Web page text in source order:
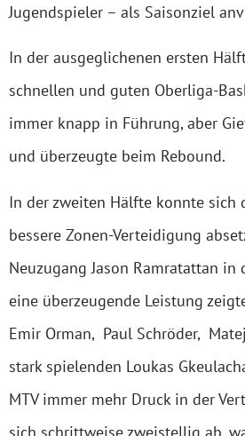
Jugendspieler – als Saisonziel
In der ausgeglichenen ersten
schnellen und guten Oberliga-
immer knapp in Führung, aber
und überzeugte beim Rebound.
In der zweiten Hälfte konnte sich
bessere Zonen-Verteidigung
Neuzugang Jason Ramratattan in
eine überzeugende Leistung
Emir Orman, Paul Schröder,
stark spielenden Loukas
MTV immer mehr Druck in der
sich schrittweise zweistellig ab,